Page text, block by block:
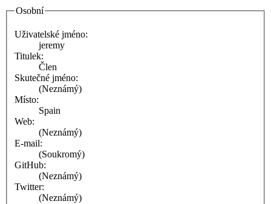
Osobní
Uživatelské jméno:
jeremy
Titulek:
Člen
Skutečné jméno:
(Neznámý)
Místo:
Spain
Web:
(Neznámý)
E-mail:
(Soukromý)
GitHub:
(Neznámý)
Twitter:
(Neznámý)